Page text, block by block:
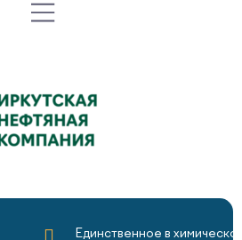
Единственное в